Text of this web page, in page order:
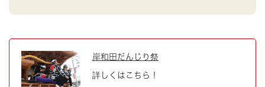
岸和田だんじり祭
詳しくはこちら！